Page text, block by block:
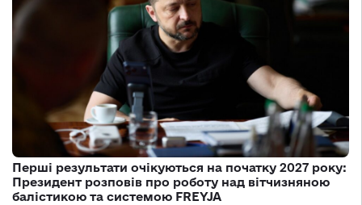
Перші результати очікуються на початку 2027 року:
Президент розповів про роботу над вітчизняною
балістикою та системою FREYJA